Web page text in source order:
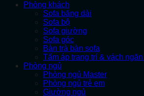
Phòng khách
Sofa băng dài
Sofa bộ
Sofa giường
Sofa góc
Bàn trà bàn sofa
Tấm áp trang trí & vách
Phòng ngủ
Phòng ngủ Master
Phòng ngủ trẻ em
Giường ngủ